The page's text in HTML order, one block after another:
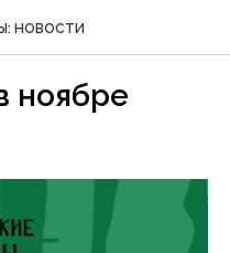
НОВОСТИ
ноябре